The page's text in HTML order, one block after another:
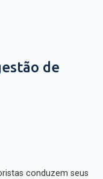
de
conduzem seus